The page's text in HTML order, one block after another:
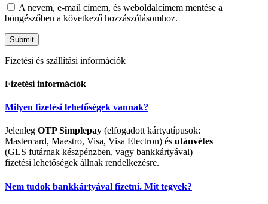
A nevem, e-mail címem, és weboldalcímem mentése a
böngészőben a következő hozzászólásomhoz.
Fizetési és szállítási információk
Fizetési információk
Milyen fizetési lehetőségek vannak?
Jelenleg OTP Simplepay (elfogadott kártyatípusok:
Mastercard, Maestro, Visa, Visa Electron) és utánvétes
(GLS futárnak készpénzben, vagy bankkártyával)
fizetési lehetőségek állnak rendelkezésre.
Nem tudok bankkártyával fizetni. Mit tegyek?